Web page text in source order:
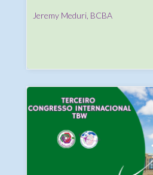
Jeremy Meduri, BCBA